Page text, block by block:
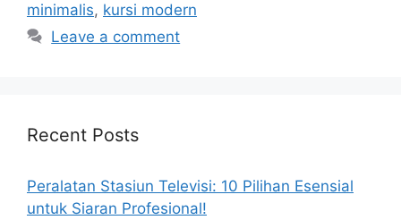
minimalis, kursi modern
Leave a comment
Recent Posts
Peralatan Stasiun Televisi: 10 Pilihan Esensial
untuk Siaran Profesional!